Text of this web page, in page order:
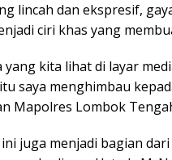
lincah dan ekspresif,
ciri khas yang
yang kita lihat di layar
saya menghimbau
Mapolres Lombok
juga menjadi bagian